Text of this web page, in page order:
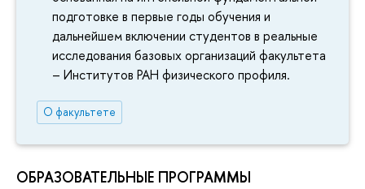
подготовке в первые годы обучения и
дальнейшем включении студентов в реальные
исследования базовых организаций факультета
– Институтов РАН физического профиля.
О факультете
ОБРАЗОВАТЕЛЬНЫЕ ПРОГРАММЫ